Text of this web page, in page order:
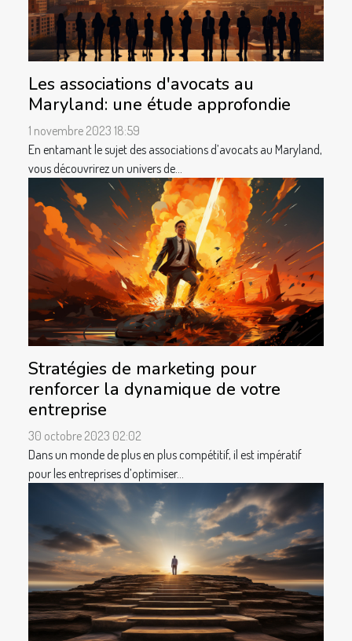
Les associations d'avocats au
Maryland: une étude approfondie
1 novembre 2023 18:59
En entamant le sujet des associations d’avocats au Maryland,
vous découvrirez un univers de...
Stratégies de marketing pour
renforcer la dynamique de votre
entreprise
30 octobre 2023 02:02
Dans un monde de plus en plus compétitif, il est impératif
pour les entreprises d’optimiser...